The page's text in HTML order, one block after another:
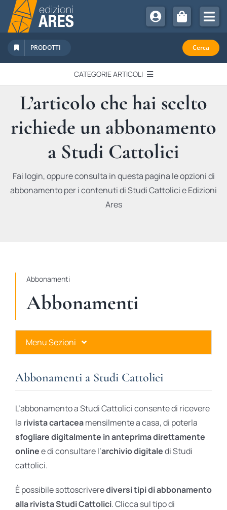
Salta
contenuto
Chi Siamo
Sostienici
Abbonamenti
Promozioni
Newsletter
PRODOTTI Cerca
CATEGORIE ARTICOLI
EDITORIALI
IN QUESTO NUMERO
RECENSIONI
L’articolo che hai scelto
richiede un abbonamento
a Studi Cattolici
Fai login, oppure consulta in questa pagina le opzioni di
abbonamento per i contenuti di Studi Cattolici e Edizioni
Ares
Abbonamenti
Abbonamenti
Menu Sezioni
Ares Gold
Ares Digital
Ares Gift Card
Abbonamenti a Studi Cattolici
L’abbonamento a Studi Cattolici consente di ricevere
la rivista cartaceamensilmente a casa, di poterla
sfogliare digitalmente in anteprima direttamente
onlinee di consultare l’archivio digitaledi Studi
cattolici.
È possibile sottoscriverediversi tipi di abbonamento
alla rivista Studi Cattolici. Clicca sul tipo di